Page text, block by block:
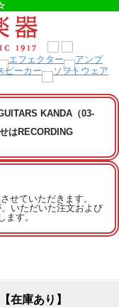
KANDA（03-
はRECORDING
せていただきます。
いただいた注文および
す。
在庫あり】